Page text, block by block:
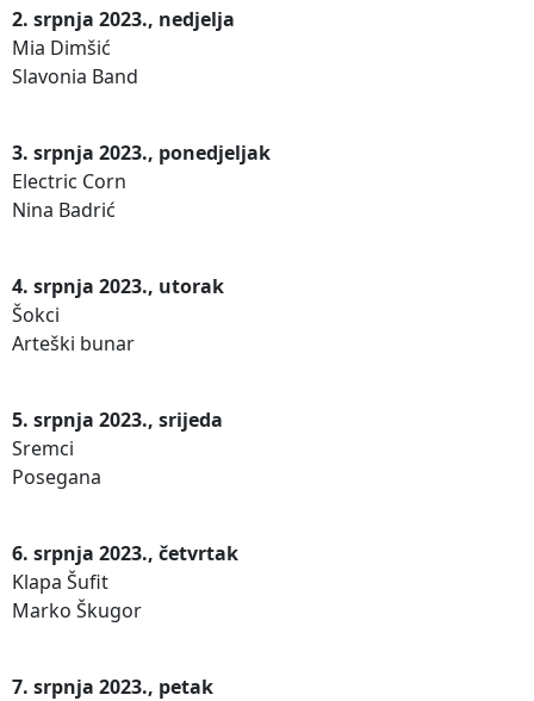
2. srpnja 2023., nedjelja
Mia Dimšić
Slavonia Band
3. srpnja 2023., ponedjeljak
Electric Corn
Nina Badrić
4. srpnja 2023., utorak
Šokci
Arteški bunar
5. srpnja 2023., srijeda
Sremci
Posegana
6. srpnja 2023., četvrtak
Klapa Šufit
Marko Škugor
7. srpnja 2023., petak